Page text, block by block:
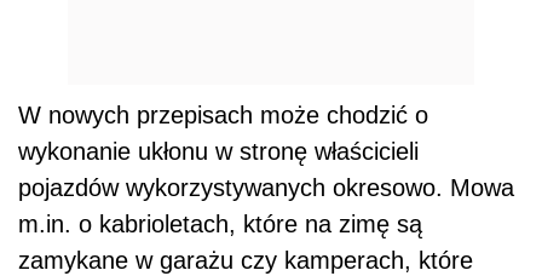
W nowych przepisach może chodzić o
wykonanie ukłonu w stronę właścicieli
pojazdów wykorzystywanych okresowo. Mowa
m.in. o kabrioletach, które na zimę są
zamykane w garażu czy kamperach, które